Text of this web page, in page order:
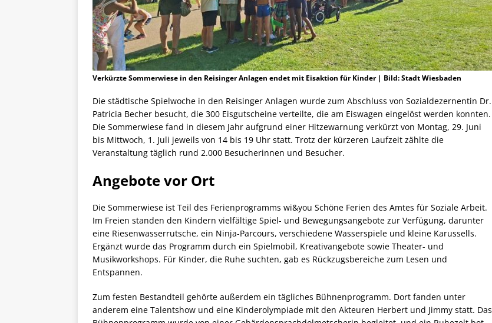
Verkürzte Sommerwiese in den Reisinger Anlagen endet mit Eisaktion für Kinder | Bild: Stadt Wiesbaden
Die städtische Spielwoche in den Reisinger Anlagen wurde zum Abschluss von Sozialdezernentin Dr.
Patricia Becher besucht, die 300 Eisgutscheine verteilte, die am Eiswagen eingelöst werden konnten.
Die Sommerwiese fand in diesem Jahr aufgrund einer Hitzewarnung verkürzt von Montag, 29. Juni
bis Mittwoch, 1. Juli jeweils von 14 bis 19 Uhr statt. Trotz der kürzeren Laufzeit zählte die
Veranstaltung täglich rund 2.000 Besucherinnen und Besucher.
Angebote vor Ort
Die Sommerwiese ist Teil des Ferienprogramms wi&you Schöne Ferien des Amtes für Soziale Arbeit.
Im Freien standen den Kindern vielfältige Spiel- und Bewegungsangebote zur Verfügung, darunter
eine Riesenwasserrutsche, ein Ninja-Parcours, verschiedene Wasserspiele und kleine Karussells.
Ergänzt wurde das Programm durch ein Spielmobil, Kreativangebote sowie Theater- und
Musikworkshops. Für Kinder, die Ruhe suchten, gab es Rückzugsbereiche zum Lesen und
Entspannen.
Zum festen Bestandteil gehörte außerdem ein tägliches Bühnenprogramm. Dort fanden unter
anderem eine Talentshow und eine Kinderolympiade mit den Akteuren Herbert und Jimmy statt. Das